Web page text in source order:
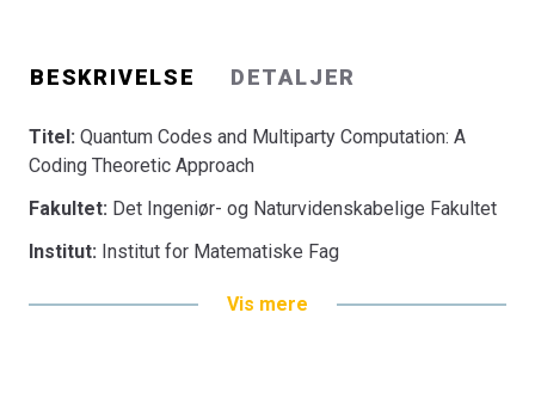
BESKRIVELSE DETALJER
Titel: Quantum Codes and Multiparty Computation: A
Coding Theoretic Approach
Fakultet: Det Ingeniør- og Naturvidenskabelige Fakultet
Institut: Institut for Matematiske Fag
Vis mere